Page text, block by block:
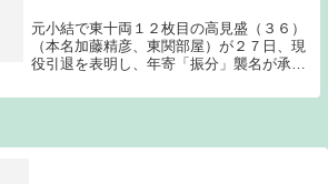
元小結で東十両１２枚目の高見盛（３６）
（本名加藤精彦、東関部屋）が２７日、現
役引退を表明し、年寄「振分」襲名が承認
ことはほとんどなくなったのだが、小さい